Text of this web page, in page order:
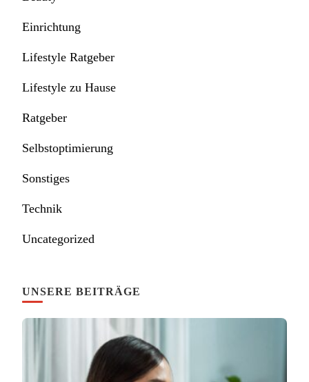
Einrichtung
Lifestyle Ratgeber
Lifestyle zu Hause
Ratgeber
Selbstoptimierung
Sonstiges
Technik
Uncategorized
UNSERE BEITRÄGE